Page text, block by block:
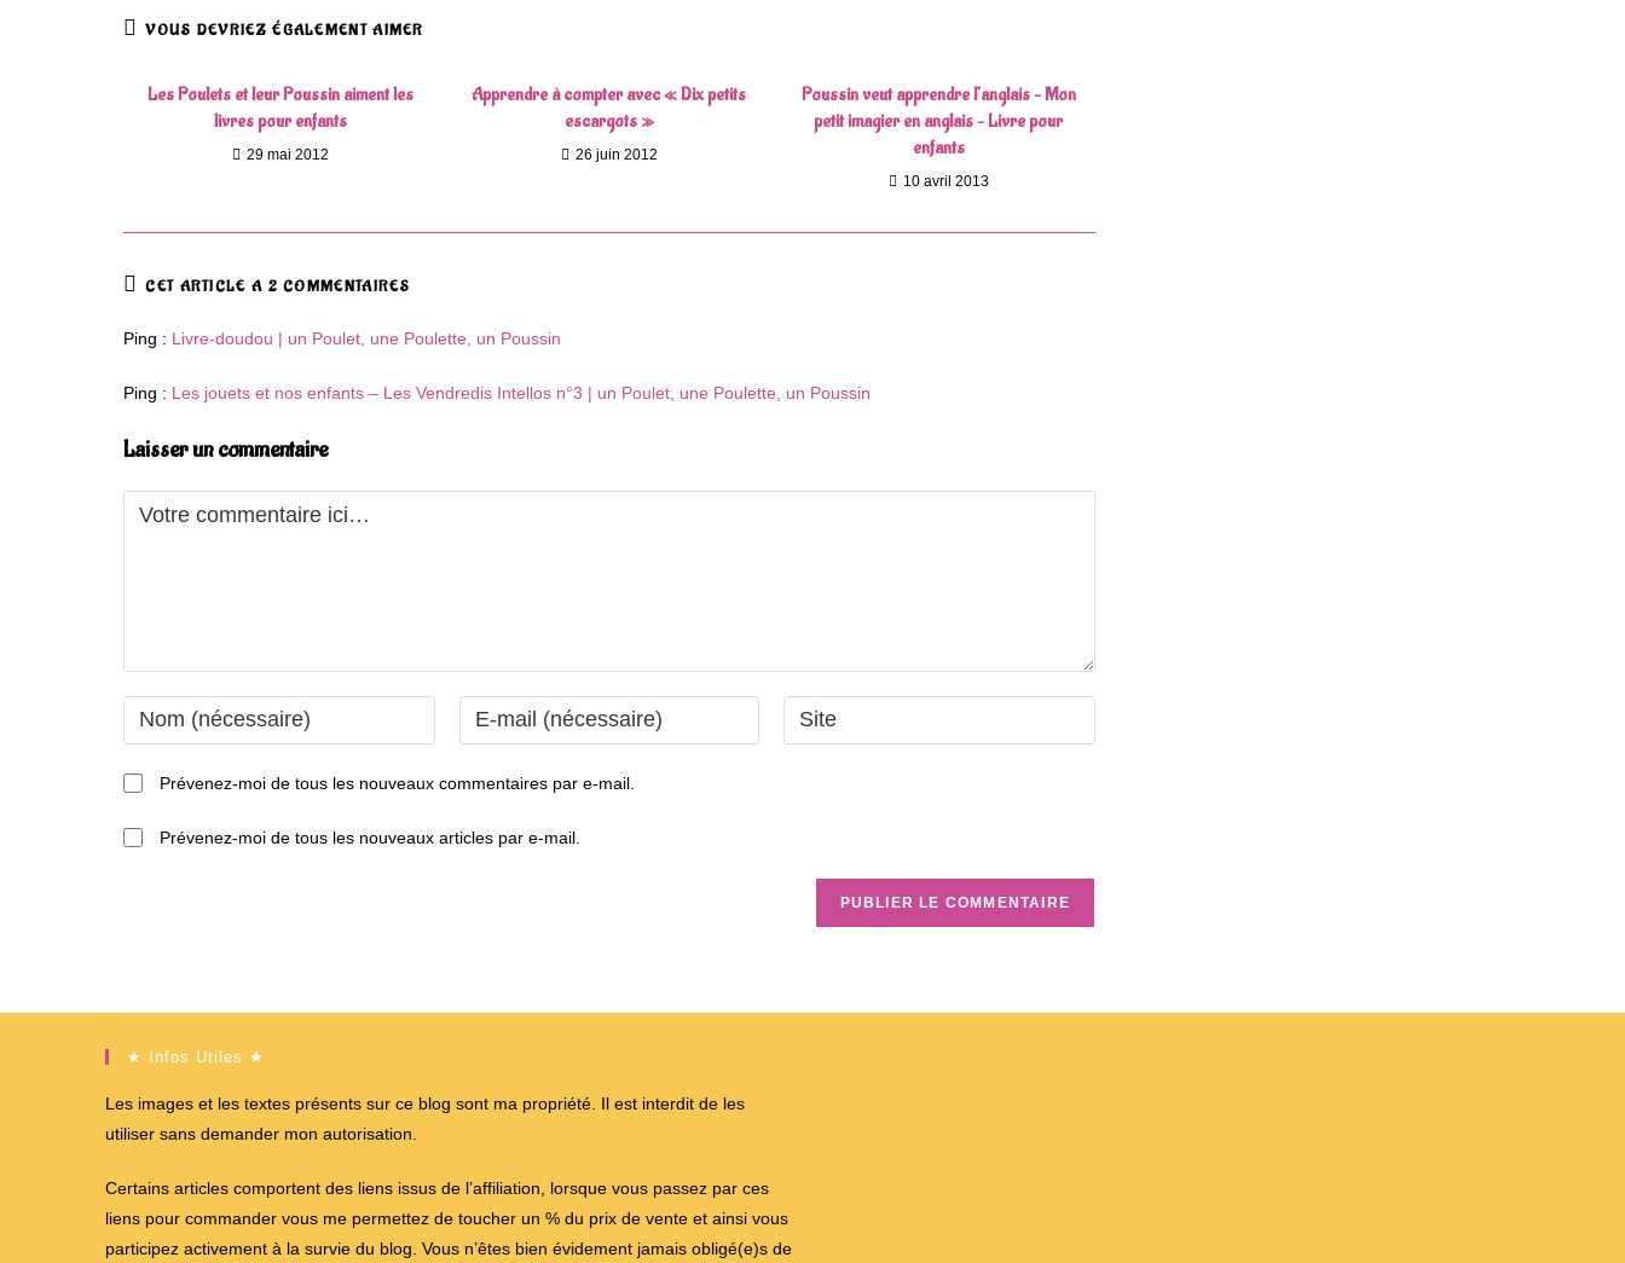
VOUS DEVRIEZ ÉGALEMENT AIMER
Les Poulets et leur Poussin aiment les
livres pour enfants
29 mai 2012
Apprendre à compter avec « Dix petits
escargots »
26 juin 2012
Poussin veut apprendre l’anglais – Mon
petit imagier en anglais – Livre pour
enfants
10 avril 2013
CET ARTICLE A 2 COMMENTAIRES
Ping : Livre-doudou | un Poulet, une Poulette, un Poussin
Ping : Les jouets et nos enfants – Les Vendredis Intellos n°3 | un Poulet, une Poulette, un Poussin
Laisser un commentaire
Comment
Enter
your
name
username
Enter
your
to
Saisir
l’URL
Prévenez-moi de tous les nouveaux commentaires par e-mail.
Prévenez-moi de tous les nouveaux articles par e-mail.
★ Infos Utiles ★
Les images et les textes présents sur ce blog sont ma propriété. Il est interdit de les
utiliser sans demander mon autorisation.
Certains articles comportent des liens issus de l’affiliation, lorsque vous passez par ces
liens pour commander vous me permettez de toucher un % du prix de vente et ainsi vous
participez activement à la survie du blog. Vous n’êtes bien évidement jamais obligé(e)s de